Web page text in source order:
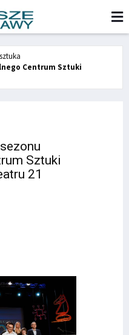
Centrum Sztuki
Sztuki
21